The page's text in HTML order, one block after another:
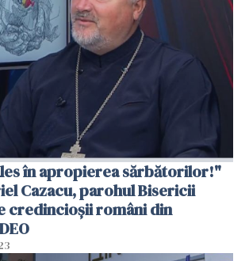
în apropierea sărbătorilor!"
Cazacu, parohul Bisericii
credincioșii români din